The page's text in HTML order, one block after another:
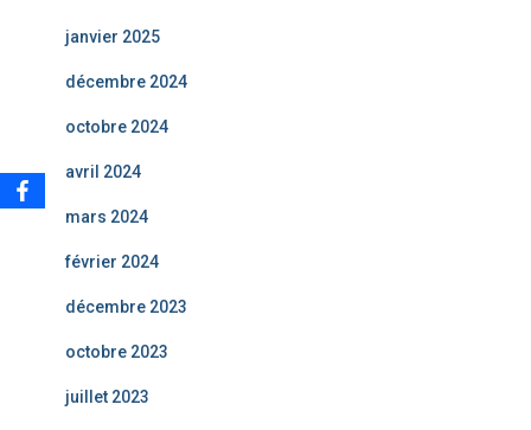
janvier 2025
décembre 2024
octobre 2024
avril 2024
mars 2024
février 2024
décembre 2023
octobre 2023
juillet 2023